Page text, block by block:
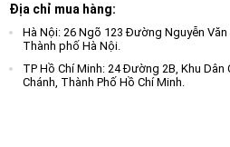
Địa chỉ mua hàng:
Hà Nội: 26 Ngõ 123 Đường Nguyễn Văn
Thành phố Hà Nội.
TP Hồ Chí Minh: 24 Đường 2B, Khu
Chánh, Thành Phố Hồ Chí Minh.